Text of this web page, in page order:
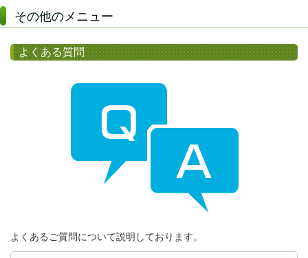
その他のメニュー
よくある質問
よくあるご質問について説明しております。